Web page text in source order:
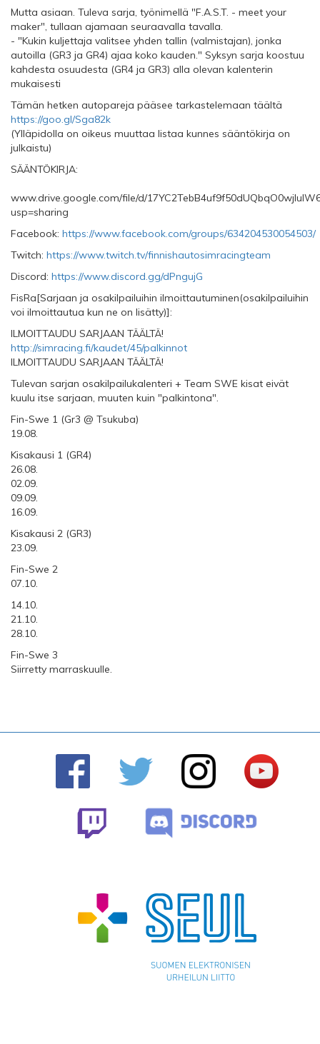
Mutta asiaan. Tuleva sarja, työnimellä "F.A.S.T. - meet your
maker", tullaan ajamaan seuraavalla tavalla.
- "Kukin kuljettaja valitsee yhden tallin (valmistajan), jonka
autoilla (GR3 ja GR4) ajaa koko kauden." Syksyn sarja koostuu
kahdesta osuudesta (GR4 ja GR3) alla olevan kalenterin
mukaisesti
Tämän hetken autopareja pääsee tarkastelemaan täältä
https://goo.gl/Sga82k
(Ylläpidolla on oikeus muuttaa listaa kunnes sääntökirja on
julkaistu)
SÄÄNTÖKIRJA:
www.drive.google.com/file/d/
usp=sharing
Facebook: https://www.facebook.com/groups/634204530054503/
Twitch: https://www.twitch.tv/finnishautosimracingteam
Discord: https://www.discord.gg/dPngujG
FisRa[Sarjaan ja osakilpailuihin ilmoittautuminen(osakilpailuihin
voi ilmoittautua kun ne on lisätty)]:
ILMOITTAUDU SARJAAN TÄÄLTÄ!
http://simracing.fi/kaudet/45/palkinnot
ILMOITTAUDU SARJAAN TÄÄLTÄ!
Tulevan sarjan osakilpailukalenteri + Team SWE kisat eivät
kuulu itse sarjaan, muuten kuin "palkintona".
Fin-Swe 1 (Gr3 @ Tsukuba)
19.08.
Kisakausi 1 (GR4)
26.08.
02.09.
09.09.
16.09.
Kisakausi 2 (GR3)
23.09.
Fin-Swe 2
07.10.
14.10.
21.10.
28.10.
Fin-Swe 3
Siirretty marraskuulle.